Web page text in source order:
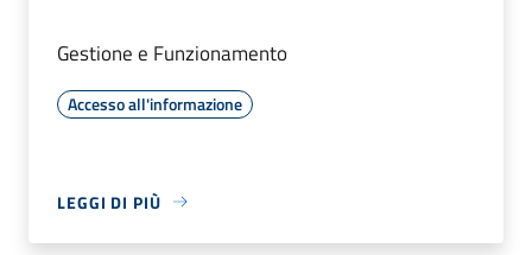
Gestione e Funzionamento
Accesso all'informazione
LEGGI DI PIÙ